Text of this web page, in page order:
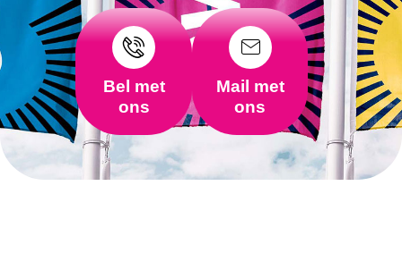
Bel met
ons
Mail met
ons